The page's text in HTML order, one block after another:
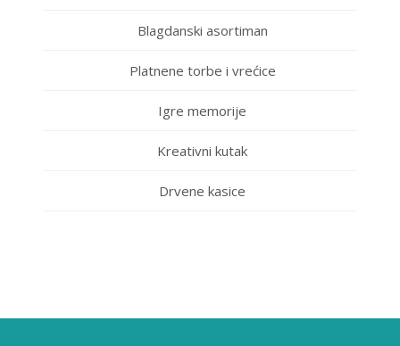
Blagdanski asortiman
Platnene torbe i vrećice
Igre memorije
Kreativni kutak
Drvene kasice